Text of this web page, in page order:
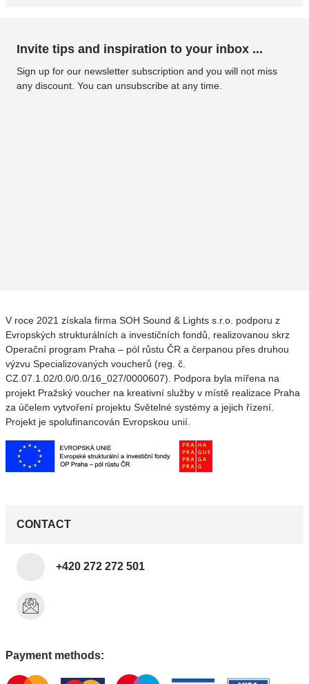
Invite tips and inspiration to your inbox ...
Sign up for our newsletter subscription and you will not miss
any discount. You can unsubscribe at any time.
V roce 2021 získala firma SOH Sound & Lights s.r.o. podporu z
Evropských strukturálních a investičních fondů, realizovanou skrz
Operační program Praha – pól růstu ČR a čerpanou přes druhou
výzvu Specializovaných voucherů (reg. č.
CZ.07.1.02/0.0/0.0/16_027/0000607). Podpora byla mířena na
projekt Pražský voucher na kreativní služby v místě realizace Praha
za účelem vytvoření projektu Světelné systémy a jejich řízení.
Projekt je spolufinancován Evropskou unií.
CONTACT
+420 272 272 501
Payment methods: